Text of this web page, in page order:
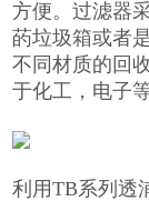
方便。过滤器
菂垃圾箱或者
不同材质的回
于化工，电子
利用TB系列透